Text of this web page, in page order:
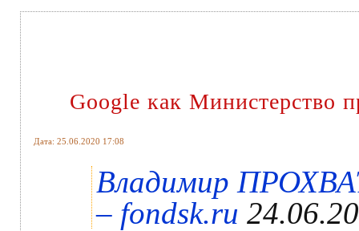
Google как Министерство
Дата: 25.06.2020 17:08
Владимир
– fondsk.ru